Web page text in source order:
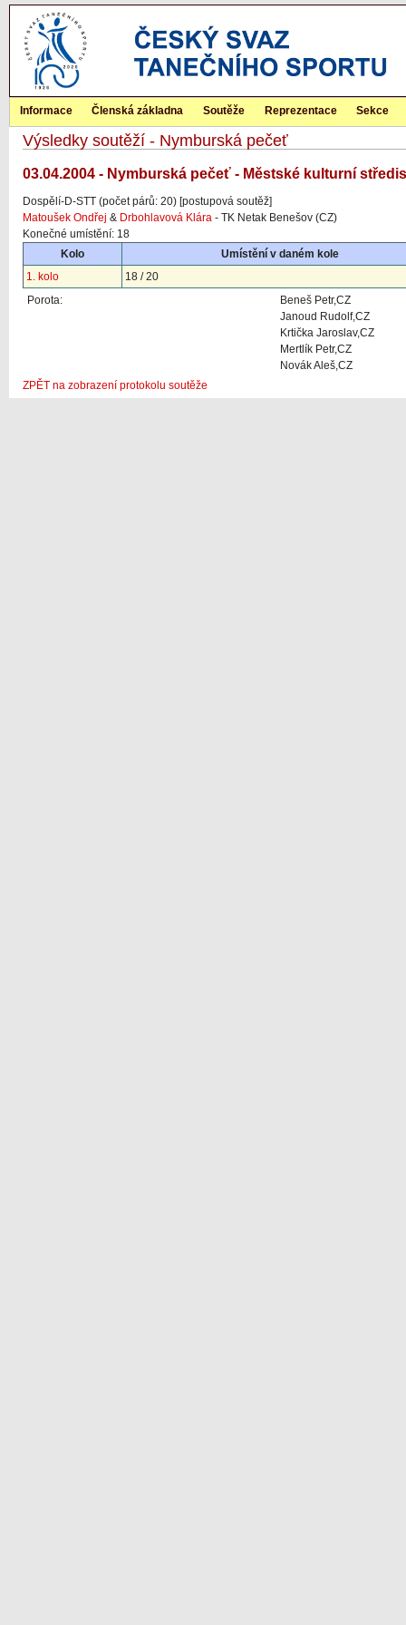
Informace Členská základna Soutěže Reprezentace Sekce
Výsledky soutěží - Nymburská pečeť
03.04.2004 - Nymburská pečeť - Městské kulturní
Dospělí-D-STT (počet párů: 20) [postupová soutěž]
Matoušek Ondřej & Drbohlavová Klára - TK Netak Benešov (CZ)
Konečné umístění: 18
Kolo
Umístění v daném kole
1. kolo
18 / 20
Porota:
Beneš Petr,CZ
Janoud Rudolf,CZ
Krtička Jaroslav,CZ
Mertlík Petr,CZ
Novák Aleš,CZ
ZPĚT na zobrazení protokolu soutěže